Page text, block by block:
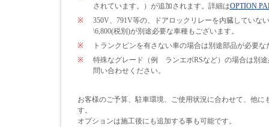
されています。）が追加されます。詳細はOPTION
※
350V、791V等の、ドアロックリレーを内臓してい
\6,800(税別)が別途必要な車種もございます。
※
トランクピンを有さない車の場合は別途部品が必要な
※
特殊なグレード（例 ランエボRSなど）の場合は別
問い合わせください。
お客様のご予算、駐車環境、ご使用状況に合わせて、他に
す。
オプションは施工後にも追加する事も可能です。